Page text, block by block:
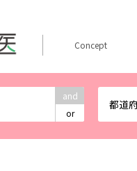
and
or
都道
Concept